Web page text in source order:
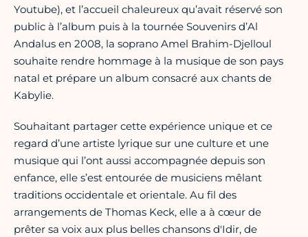
Youtube), et l’accueil chaleureux qu’avait réservé son
public à l’album puis à la tournée Souvenirs d’Al
Andalus en 2008, la soprano Amel Brahim-Djelloul
souhaite rendre hommage à la musique de son pays
natal et prépare un album consacré aux chants de
Kabylie.
Souhaitant partager cette expérience unique et ce
regard d’une artiste lyrique sur une culture et une
musique qui l’ont aussi accompagnée depuis son
enfance, elle s’est entourée de musiciens mêlant
traditions occidentale et orientale. Au fil des
arrangements de Thomas Keck, elle a à cœur de
prêter sa voix aux plus belles chansons d'Idir, de